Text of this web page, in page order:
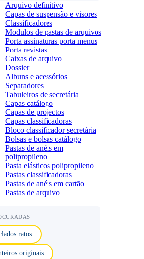
Arquivo definitivo
Capas de suspensão e visores
Classificadores
Modulos de pastas de arquivos
Porta assinaturas porta menus
Porta revistas
Caixas de arquivo
Dossier
Albuns e acessórios
Separadores
Tabuleiros de secretária
Capas catálogo
Capas de projectos
Capas classificadoras
Bloco classificador secretária
Bolsas e bolsas catálogo
Pastas de anéis em
polipropileno
Pasta elásticos polipropileno
Pastas classificadoras
Pastas de anéis em cartão
Pastas de arquivo
ratos
originais